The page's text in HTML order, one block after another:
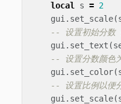
local s = 2
gui . set_scale(
-- 设置初始分数
gui . set_text (
-- 设置分数颜色
gui . set_color(
-- 设置比例以便
gui . set_scale(